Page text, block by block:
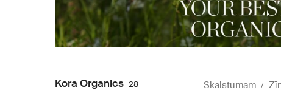
Kora Organics 28 Skaistumam